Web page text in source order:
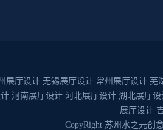
展厅设计 无锡展厅设计 常州展厅设计 芜
河南展厅设计 河北展厅设计 湖北展厅设
展厅设计
CopyRight 苏州水之元创